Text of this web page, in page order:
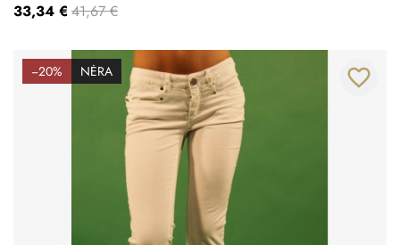
33,34 € 41,67 €
−20% NĖRA favorite_border